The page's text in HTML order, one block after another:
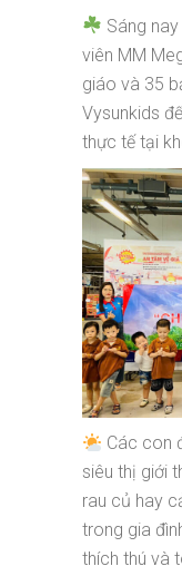
Sáng
viên MM
giáo và 35
Vysunkids
thực tế tại
Các con
siêu thị giới
rau củ hay
trong gia
thích thú và